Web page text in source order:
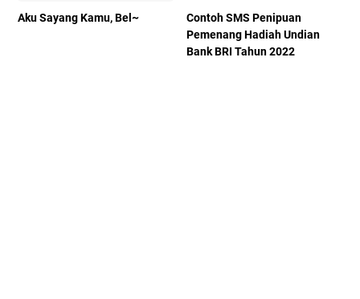
Aku Sayang Kamu, Bel~
Contoh SMS Penipuan
Pemenang Hadiah Undian
Bank BRI Tahun 2022